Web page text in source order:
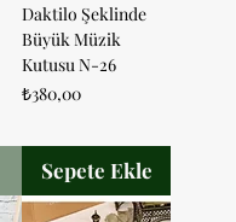
Daktilo Şeklinde
Büyük Müzik
Kutusu N-26
Fiyat
₺380,00
Sepete Ekle